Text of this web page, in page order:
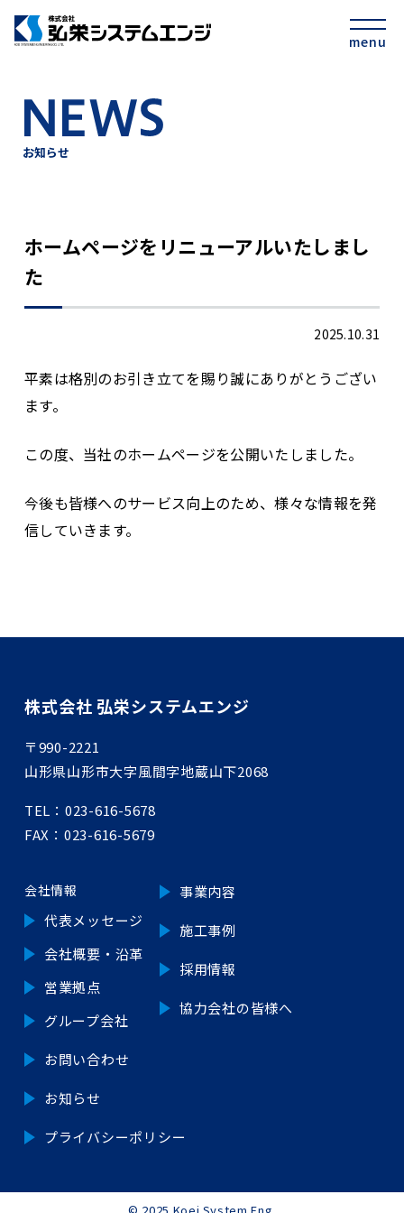
お知らせ
ホームページをリニューアルいたしまし
た
2025.10.31
平素は格別のお引き立てを賜り誠にありがとうござい
ます。
この度、当社のホームページを公開いたしました。
今後も皆様へのサービス向上のため、様々な情報を発
信していきます。
株式会社 弘栄システムエンジ
〒990-2221
山形県山形市大字風間字地蔵山下2068
TEL： 023-616-5678
FAX：023-616-5679
会社情報
代表メッセージ
会社概要・沿革
営業拠点
グループ会社
事業内容
施工事例
採用情報
協力会社の皆様へ
お問い合わせ
お知らせ
プライバシーポリシー
© 2025 Koei System Eng.